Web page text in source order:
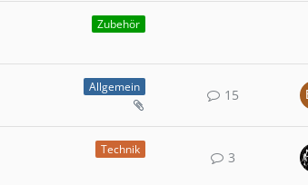
Zubehör
Allgemein 15
Technik 3